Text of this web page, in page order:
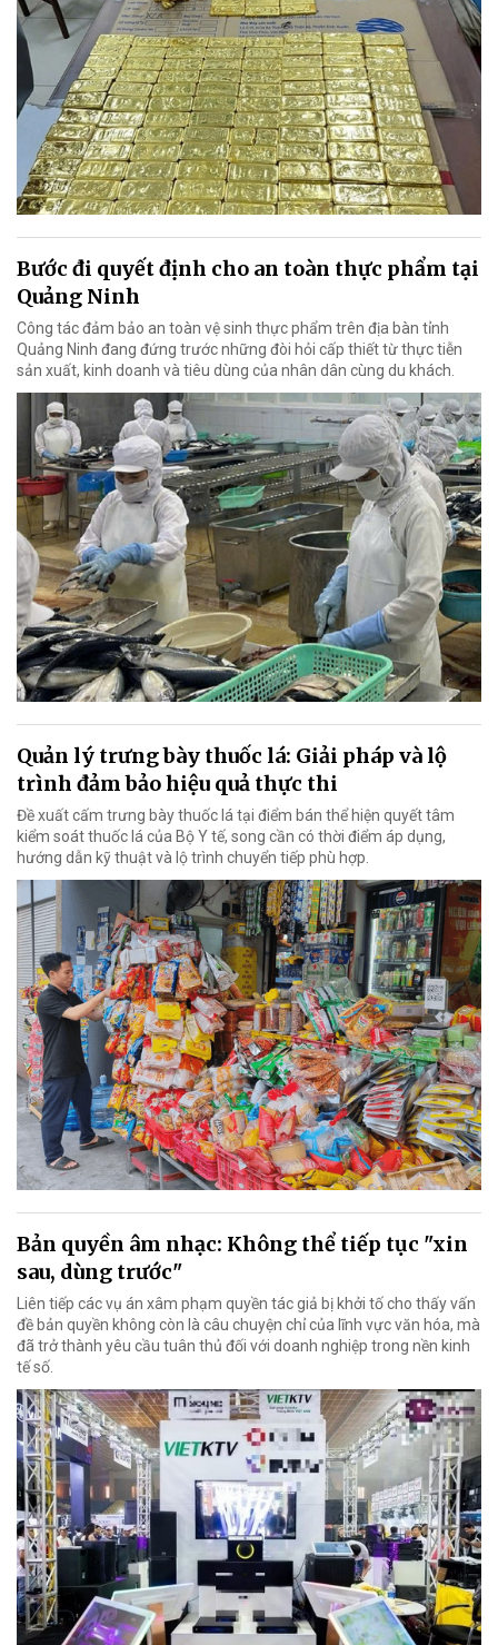
Bước đi quyết định cho an toàn thực phẩm tại
Quảng Ninh
Công tác đảm bảo an toàn vệ sinh thực phẩm trên địa bàn tỉnh
Quảng Ninh đang đứng trước những đòi hỏi cấp thiết từ thực tiễn
sản xuất, kinh doanh và tiêu dùng của nhân dân cùng du khách.
Quản lý trưng bày thuốc lá: Giải pháp và lộ
trình đảm bảo hiệu quả thực thi
Đề xuất cấm trưng bày thuốc lá tại điểm bán thể hiện quyết tâm
kiểm soát thuốc lá của Bộ Y tế, song cần có thời điểm áp dụng,
hướng dẫn kỹ thuật và lộ trình chuyển tiếp phù hợp.
Bản quyền âm nhạc: Không thể tiếp tục "xin
sau, dùng trước"
Liên tiếp các vụ án xâm phạm quyền tác giả bị khởi tố cho thấy vấn
đề bản quyền không còn là câu chuyện chỉ của lĩnh vực văn hóa, mà
đã trở thành yêu cầu tuân thủ đối với doanh nghiệp trong nền kinh
tế số.